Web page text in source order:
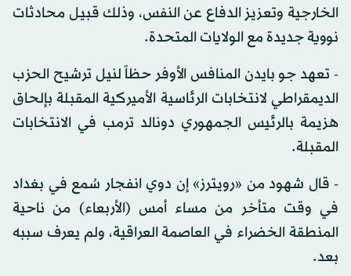
الخارجية وتعزيز الدفاع عن النفس، وذلك قبيل محادثات
نووية جديدة مع الولايات المتحدة.
- تعهد جو بايدن المنافس الأوفر حظاً لنيل ترشيح الحزب
الديمقراطي لانتخابات الرئاسية الأميركية المقبلة بإلحاق
هزيمة بالرئيس الجمهوري دونالد ترمب في الانتخابات
المقبلة.
- قال شهود من «رويترز» إن دوي انفجار سُمع في بغداد
في وقت متأخر من مساء أمس (الأربعاء) من ناحية
المنطقة الخضراء في العاصمة العراقية، ولم يعرف سببه
بعد.